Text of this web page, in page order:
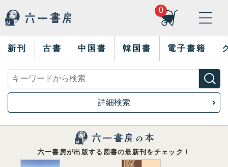
0
新刊 古書 中国書 韓国書 電子書籍
詳細検索
六一書房が出版する図書の最新刊をチェック！